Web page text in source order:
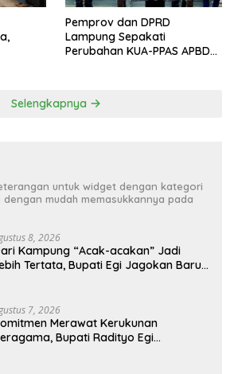
Pemprov dan DPRD
Lampung Sepakati
Perubahan KUA-PPAS APBD
Selengkapnya
untuk widget dengan kategori
mudah memasukkannya pada
8, 2026
Kampung “Acak-acakan” Jadi
Tertata, Bupati Egi Jagokan Baru
7, 2026
Merawat Kerukunan
Bupati Radityo Egi